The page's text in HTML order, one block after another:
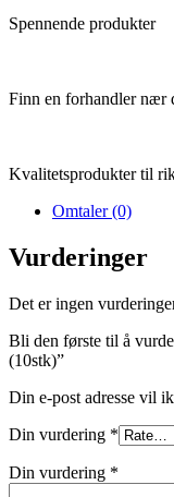
Spennende produkter
Finn en forhandler nær
Kvalitetsprodukter til
Omtaler (0)
Vurderinger
Det er ingen
Bli den første til å
(10stk)”
Din e-post adresse vil
Din vurdering *
Din vurdering *